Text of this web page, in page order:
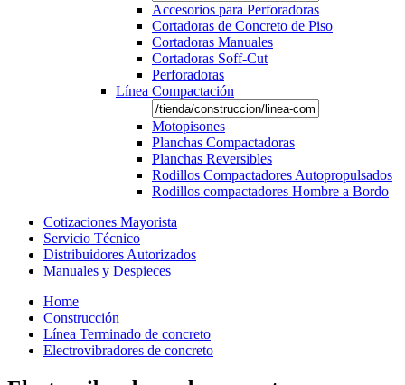
Accesorios para Perforadoras
Cortadoras de Concreto de Piso
Cortadoras Manuales
Cortadoras Soff-Cut
Perforadoras
Línea Compactación
Motopisones
Planchas Compactadoras
Planchas Reversibles
Rodillos Compactadores Autopropulsados
Rodillos compactadores Hombre a Bordo
Cotizaciones Mayorista
Servicio Técnico
Distribuidores Autorizados
Manuales y Despieces
Home
Construcción
Línea Terminado de concreto
Electrovibradores de concreto